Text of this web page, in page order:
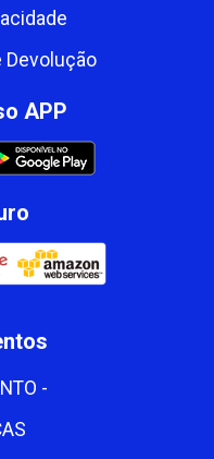
Devolução
APP
-